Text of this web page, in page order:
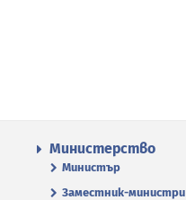
Министерство
Министър
Заместник-министри